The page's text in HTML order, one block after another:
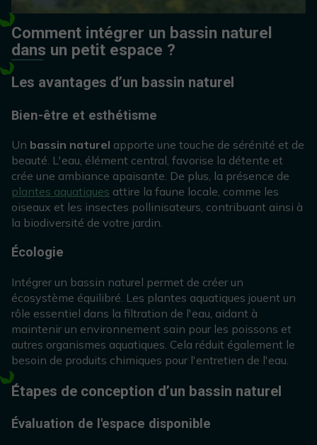
Comment intégrer un bassin naturel
dans un petit espace ?
Les avantages d’un bassin naturel
Bien-être et esthétisme
Un bassin naturel apporte une touche de sérénité et de
beauté. L'eau, élément central, favorise la détente et
crée une ambiance apaisante. De plus, la présence de
plantes aquatiques attire la faune locale, comme les
oiseaux et les insectes pollinisateurs, contribuant ainsi à
la biodiversité de votre jardin.
Écologie
Intégrer un bassin naturel permet de créer un
écosystème équilibré. Les plantes aquatiques jouent un
rôle essentiel dans la filtration de l'eau, aidant à
maintenir un environnement sain pour les poissons et
autres organismes aquatiques. Cela réduit également le
besoin de produits chimiques pour l'entretien de l'eau.
Étapes de conception d’un bassin naturel
Évaluation de l'espace disponible